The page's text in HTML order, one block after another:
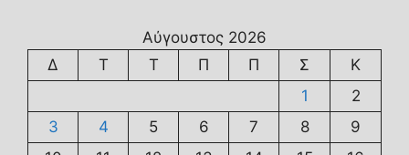
Αύγουστος 2026
Δ
Τ Τ Π Π Σ
Κ
1
2
3
4 5 6 7 8
9